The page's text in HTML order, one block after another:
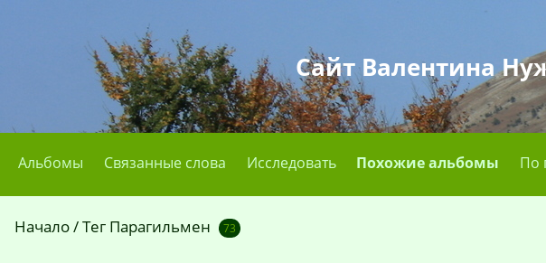
Сайт Валентина
Альбомы Связанные слова Исследовать Похожие альбомы По
Начало/Тег Парагильмен 73